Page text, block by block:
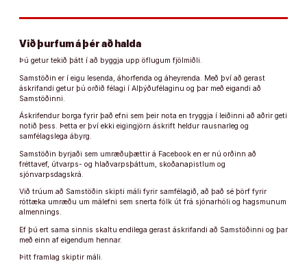
Við þurfum á þér að halda
Þú getur tekið þátt í að byggja upp öflugum fjölmiðli.
Samstöðin er í eigu lesenda, áhorfenda og áheyrenda. Með því að gerast
áskrifandi getur þú orðið félagi í Alþýðufélaginu og þar með eigandi að
Samstöðinni.
Áskrifendur borga fyrir það efni sem þeir nota en tryggja í leiðinni að aðrir geti
notið þess. Þetta er því ekki eigingjörn áskrift heldur rausnarleg og
samfélagslega ábyrg.
Samstöðin byrjaði sem umræðuþættir á Facebook en er nú orðinn að
fréttavef, útvarps- og hlaðvarpsþáttum, skoðanapistlum og
sjónvarpsdagskrá.
Við trúum að Samstöðin skipti máli fyrir samfélagið, að það sé þörf fyrir
róttæka umræðu um málefni sem snerta fólk út frá sjónarhóli og hagsmunum
almennings.
Ef þú ert sama sinnis skaltu endilega gerast áskrifandi að Samstöðinni og þar
með einn af eigendum hennar.
Þitt framlag skiptir máli.